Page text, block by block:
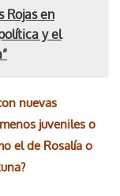
Rojas en
y el
nuevas
juveniles o
el de Rosalía o